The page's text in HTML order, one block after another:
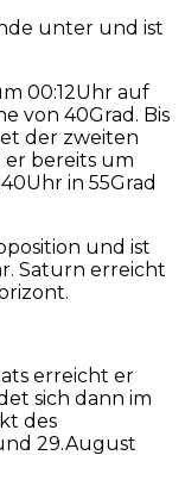
unter und ist
00:12Uhr auf
von 40Grad. Bis
der zweiten
er bereits um
in 55Grad
und ist
Saturn erreicht
erreicht er
sich dann im
des
29.August